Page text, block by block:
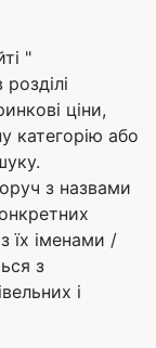
"
ціни,
категорію або
з назвами
їх іменами /
з
і